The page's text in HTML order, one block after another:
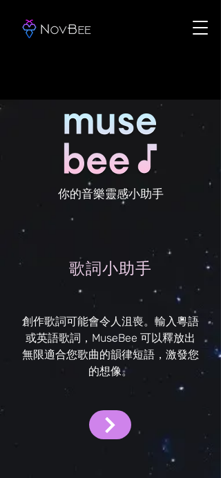
你的音樂靈感小助手
歌詞小助手
創作歌詞可能會令人沮喪。輸入粵語
或英語歌詞，MuseBee 可以釋放出
無限適合您歌曲的韻律短語，激發您
的想像。